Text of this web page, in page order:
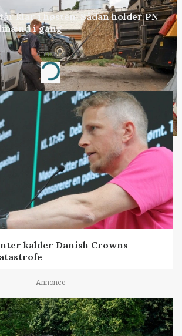
klar i høsten: Sådan holder PN
i gang
Annonce
Loading...
kalder Danish Crowns
Annonce